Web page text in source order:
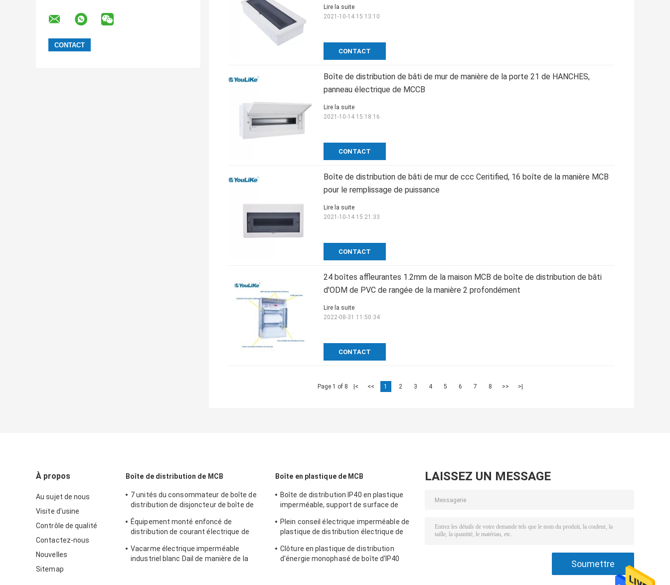
CONTACT
Lire la suite
2021-10-14 15:13:10
Boîte de distribution de bâti de mur de manière de la porte 21 de HANCHES,
panneau électrique de MCCB
CONTACT
Lire la suite
2021-10-14 15:18:16
Boîte de distribution de bâti de mur de ccc Ceritified, 16 boîte de la manière MCB
pour le remplissage de puissance
CONTACT
Lire la suite
2021-10-14 15:21:33
24 boîtes affleurantes 1.2mm de la maison MCB de boîte de distribution de bâti
d'ODM de PVC de rangée de la manière 2 profondément
CONTACT
Lire la suite
2022-08-31 11:50:34
Page 1 of 8 |< << 1 2 3 4 5 6 7 8 >> >|
À propos
Au sujet de nous
Visite d'usine
Contrôle de qualité
Contactez-nous
Nouvelles
Sitemap
Boîte de distribution de MCB
7 unités du consommateur de boîte de
distribution de disjoncteur de boîte de
Équipement monté enfoncé de
distribution de courant électrique de
clôture en métal
Vacarme électrique imperméable
industriel blanc Dail de manière de la
Boîte en plastique de MCB
Boîte de distribution IP40 en plastique
imperméable, support de surface de
Plein conseil électrique imperméable de
plastique de distribution électrique de
Clôture en plastique de distribution
d'énergie monophasé de boîte d'IP40
LAISSEZ UN MESSAGE